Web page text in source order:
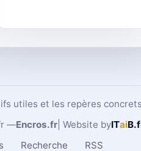
utiles et les repères
—Encros.fr| Website byITaiB
Recherche RSS